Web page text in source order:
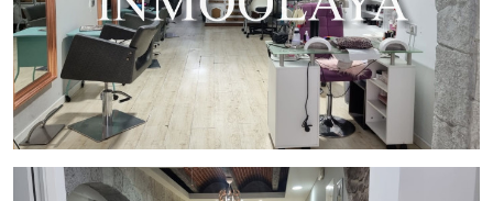
estéticos hasta la zona dedicada a manicura y
pedicura, cada detalle está pensado para ofrecer un
servicio de alta calidad.
Traspaso Accesible: Con un traspaso de 26.050 €,
esta es una oportunidad única para convertirte en
propietario de un negocio establecido y listo para
seguir creciendo en una de las ciudades más